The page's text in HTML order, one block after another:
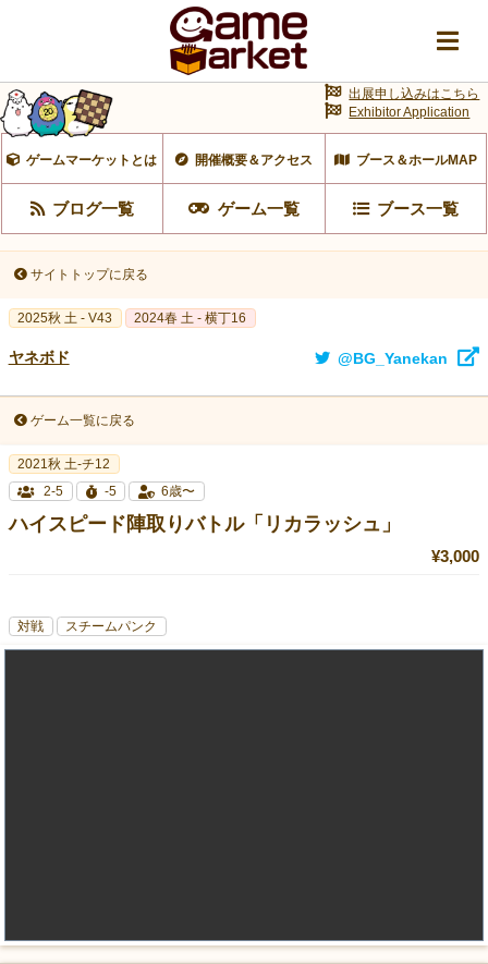
ゲームマーケットとは 開催概要＆アクセス ブース＆ホールMAP
ブログ一覧 ゲーム一覧 ブース一覧
出展申し込みはこちら
Exhibitor Application
サイトトップに戻る
2025秋 土 - V43 2024春 土 - 横丁16
ヤネボド @BG_Yanekan
ゲーム一覧に戻る
2021秋 土-チ12
2-5
-5 6歳〜
ハイスピード陣取りバトル「リカラッシュ」
¥3,000
対戦 スチームパンク